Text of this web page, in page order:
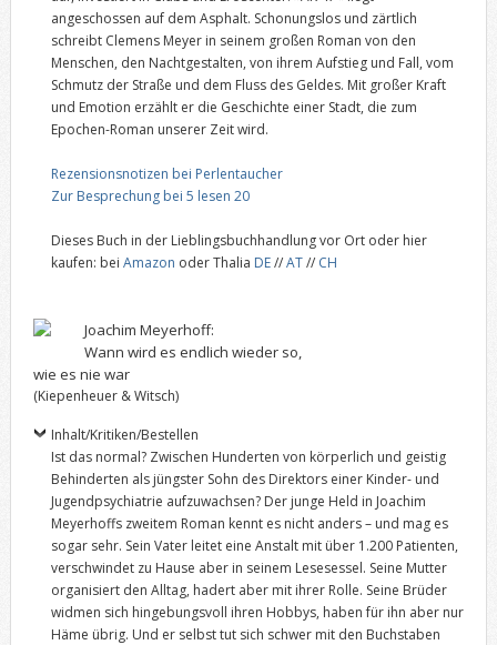
angeschossen auf dem Asphalt. Schonungslos und zärtlich
schreibt Clemens Meyer in seinem großen Roman von den
Menschen, den Nachtgestalten, von ihrem Aufstieg und Fall, vom
Schmutz der Straße und dem Fluss des Geldes. Mit großer Kraft
und Emotion erzählt er die Geschichte einer Stadt, die zum
Epochen-Roman unserer Zeit wird.
Rezensionsnotizen bei Perlentaucher
Zur Besprechung bei 5 lesen 20
Dieses Buch in der Lieblingsbuchhandlung vor Ort oder hier
kaufen: bei Amazon oder Thalia DE//AT// CH
Joachim Meyerhoff:
Wann wird es endlich wieder so,
wie es nie war
(Kiepenheuer & Witsch)
Inhalt/Kritiken/Bestellen
Ist das normal? Zwischen Hunderten von körperlich und geistig
Behinderten als jüngster Sohn des Direktors einer Kinder- und
Jugendpsychiatrie aufzuwachsen? Der junge Held in Joachim
Meyerhoffs zweitem Roman kennt es nicht anders – und mag es
sogar sehr. Sein Vater leitet eine Anstalt mit über 1.200 Patienten,
verschwindet zu Hause aber in seinem Lesesessel. Seine Mutter
organisiert den Alltag, hadert aber mit ihrer Rolle. Seine Brüder
widmen sich hingebungsvoll ihren Hobbys, haben für ihn aber nur
Häme übrig. Und er selbst tut sich schwer mit den Buchstaben